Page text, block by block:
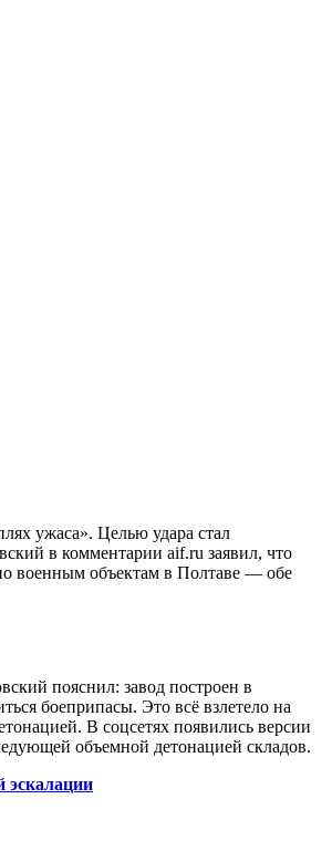
ужаса». Целью удара стал
в комментарии aif.ru заявил, что
военным объектам в Полтаве — обе
пояснил: завод построен в
боеприпасы. Это всё взлетело на
В соцсетях появились версии
объемной детонацией складов.
эскалации